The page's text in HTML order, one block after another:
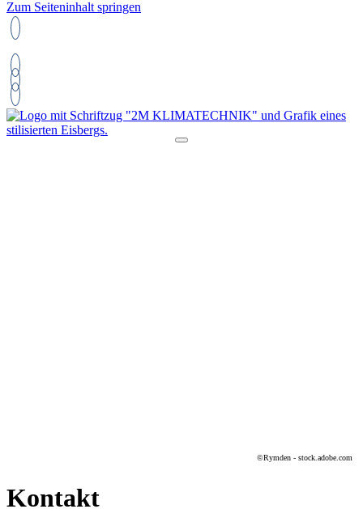
Zum Seiteninhalt springen
+49 2131 6640041
©Rymden - stock.adobe.com
Kontakt